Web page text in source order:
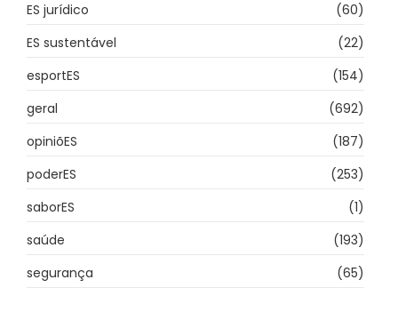
ES jurídico
(60)
ES sustentável
(22)
esportES
(154)
geral
(692)
opiniõES
(187)
poderES
(253)
saborES
(1)
saúde
(193)
segurança
(65)